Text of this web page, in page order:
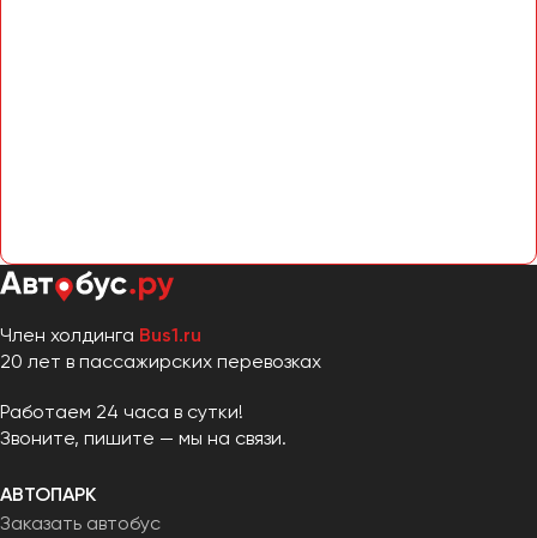
Член холдинга Bus1.ru
20 лет в пассажирских перевозках
Работаем 24 часа в сутки!
Звоните, пишите — мы на связи.
АВТОПАРК
Заказать автобус